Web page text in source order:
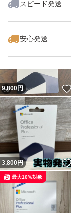
スピード発送
安心発送
9,800円
3,800円
最大10%対象